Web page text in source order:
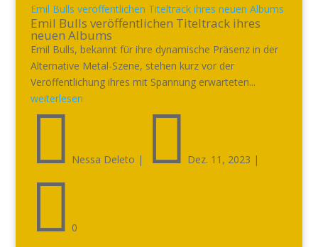
Emil Bulls veröffentlichen Titeltrack ihres neuen Albums
Emil Bulls veröffentlichen Titeltrack ihres
neuen Albums
Emil Bulls, bekannt für ihre dynamische Präsenz in der
Alternative Metal-Szene, stehen kurz vor der
Veröffentlichung ihres mit Spannung erwarteten...
weiterlesen
 Nessa Deleto |  Dez. 11, 2023 |
 0